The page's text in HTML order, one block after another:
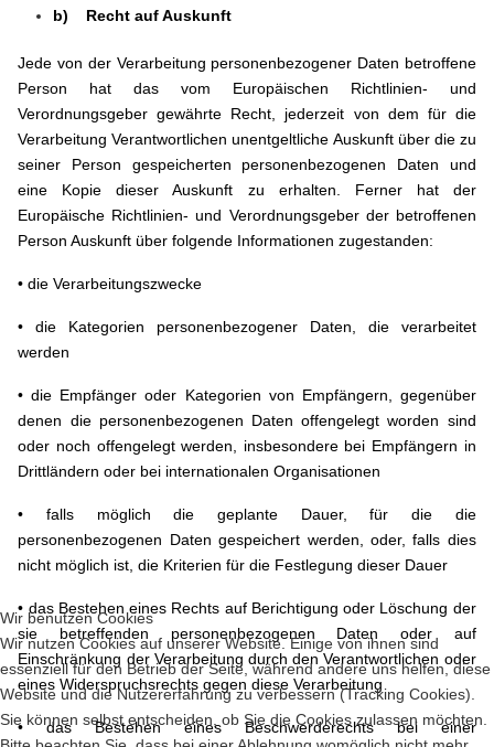
b) Recht auf Auskunft
Jede von der Verarbeitung personenbezogener Daten betroffene
Person hat das vom Europäischen Richtlinien- und
Verordnungsgeber gewährte Recht, jederzeit von dem für die
Verarbeitung Verantwortlichen unentgeltliche Auskunft über die zu
seiner Person gespeicherten personenbezogenen Daten und
eine Kopie dieser Auskunft zu erhalten. Ferner hat der
Europäische Richtlinien- und Verordnungsgeber der betroffenen
Person Auskunft über folgende Informationen zugestanden:
• die Verarbeitungszwecke
• die Kategorien personenbezogener Daten, die verarbeitet
werden
• die Empfänger oder Kategorien von Empfängern, gegenüber
denen die personenbezogenen Daten offengelegt worden sind
oder noch offengelegt werden, insbesondere bei Empfängern in
Drittländern oder bei internationalen Organisationen
• falls möglich die geplante Dauer, für die die
personenbezogenen Daten gespeichert werden, oder, falls dies
nicht möglich ist, die Kriterien für die Festlegung dieser Dauer
• das Bestehen eines Rechts auf Berichtigung oder Löschung der
sie betreffenden personenbezogenen Daten oder auf
Einschränkung der Verarbeitung durch den Verantwortlichen oder
eines Widerspruchsrechts gegen diese Verarbeitung
• das Bestehen eines Beschwerderechts bei einer
Wir benutzen Cookies
Wir nutzen Cookies auf unserer Website. Einige von ihnen sind
essenziell für den Betrieb der Seite, während andere uns helfen, diese
Website und die Nutzererfahrung zu verbessern (Tracking Cookies).
Sie können selbst entscheiden, ob Sie die Cookies zulassen möchten.